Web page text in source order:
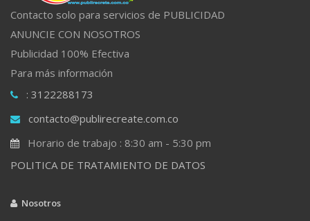
Contacto solo para servicios de PUBLICIDAD
ANUNCIE CON NOSOTROS
Publicidad 100% Efectiva
Para más información
: 3122288173
contacto@publirecreate.com.co
Horario de trabajo : 8:30 am - 5:30 pm
POLITICA DE TRATAMIENTO DE DATOS
Nosotros